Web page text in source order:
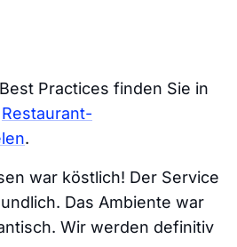
Practices finden Sie in
Restaurant-
.
war köstlich! Der Service
Das Ambiente war
Wir werden definitiv